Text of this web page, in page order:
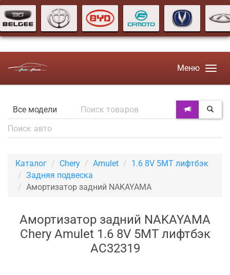
Меню
Каталог Chery Amulet
1.6 8V 5MT лифтбэк
Задняя подвеска
Амортизатор задний NAKAYAMA
Амортизатор задний NAKAYAMA
Chery Amulet 1.6 8V 5MT лифтбэк
AC32319